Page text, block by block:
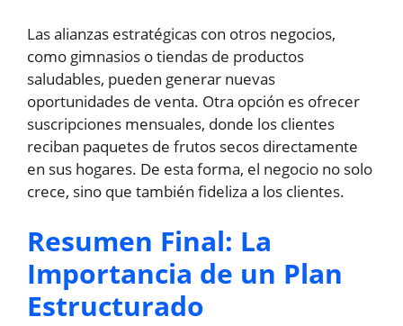
Las alianzas estratégicas con otros negocios,
como gimnasios o tiendas de productos
saludables, pueden generar nuevas
oportunidades de venta. Otra opción es ofrecer
suscripciones mensuales, donde los clientes
reciban paquetes de frutos secos directamente
en sus hogares. De esta forma, el negocio no solo
crece, sino que también fideliza a los clientes.
Resumen Final: La
Importancia de un Plan
Estructurado